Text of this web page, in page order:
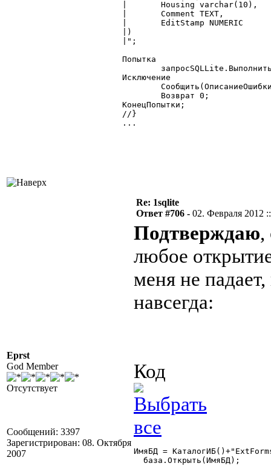
Eprst
God Member
Отсутствует
Сообщений: 3397
Зарегистрирован: 08. Октября
2007
Re: 1sqlite
Ответ #706 - 02. Февраля 2012
Подтверждаю,
любое
меня не падает,
навсегда:
Код
ИмяБД =
база.Открыть(ИмяБД);